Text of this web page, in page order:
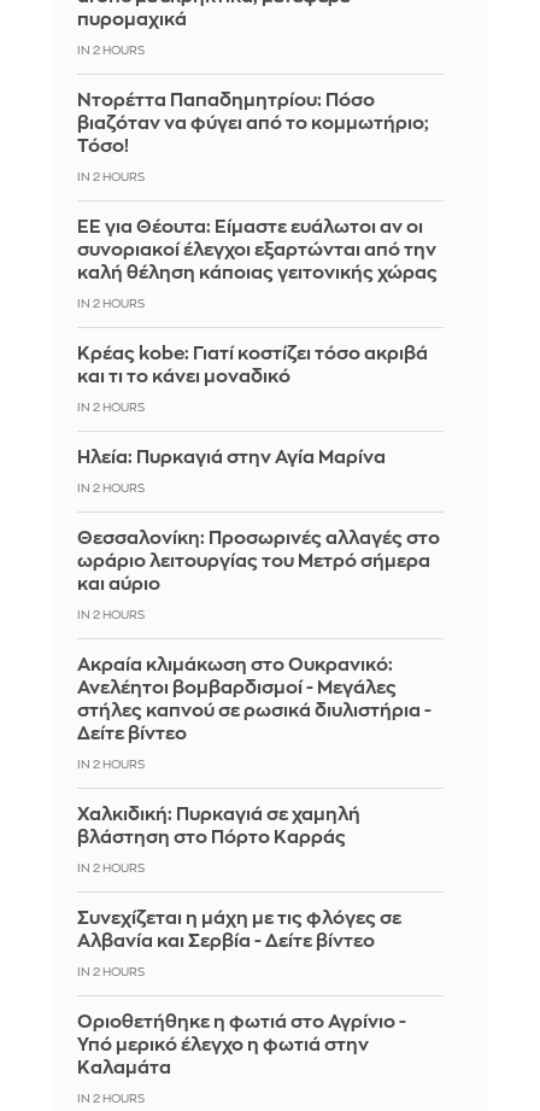
πυρομαχικά
IN 2 HOURS
Ντορέττα Παπαδημητρίου: Πόσο
βιαζόταν να φύγει από το κομμωτήριο;
Τόσο!
IN 2 HOURS
ΕΕ για Θέουτα: Είμαστε ευάλωτοι αν οι
συνοριακοί έλεγχοι εξαρτώνται από την
καλή θέληση κάποιας γειτονικής χώρας
IN 2 HOURS
Κρέας kobe: Γιατί κοστίζει τόσο ακριβά
και τι το κάνει μοναδικό
IN 2 HOURS
Ηλεία: Πυρκαγιά στην Αγία Μαρίνα
IN 2 HOURS
Θεσσαλονίκη: Προσωρινές αλλαγές στο
ωράριο λειτουργίας του Μετρό σήμερα
και αύριο
IN 2 HOURS
Ακραία κλιμάκωση στο Ουκρανικό:
Ανελέητοι βομβαρδισμοί - Μεγάλες
στήλες καπνού σε ρωσικά διυλιστήρια -
Δείτε βίντεο
IN 2 HOURS
Χαλκιδική: Πυρκαγιά σε χαμηλή
βλάστηση στο Πόρτο Καρράς
IN 2 HOURS
Συνεχίζεται η μάχη με τις φλόγες σε
Αλβανία και Σερβία - Δείτε βίντεο
IN 2 HOURS
Οριοθετήθηκε η φωτιά στο Αγρίνιο -
Υπό μερικό έλεγχο η φωτιά στην
Καλαμάτα
IN 2 HOURS